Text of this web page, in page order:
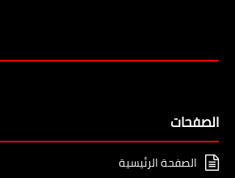
الصفحات
الصفحة الرئيسية